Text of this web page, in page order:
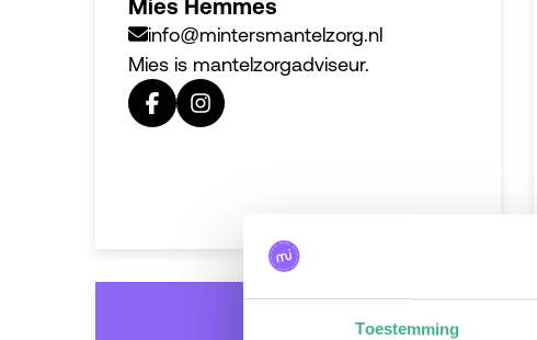
Toestemming
Mies Hemmes
info@mintersmantelzorg.nl
Mies is mantelzorgadviseur.